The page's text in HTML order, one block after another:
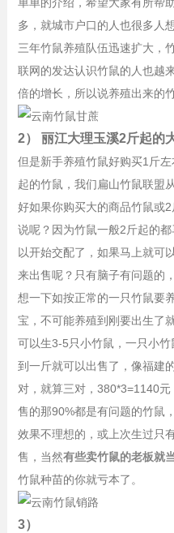
多，就城市户口的人也很多人
三年竹鼠养殖队伍迅速扩大，
联网的发达认识竹鼠的人也越
倍的增长，所以说养殖出来的
2） 丽江大理玉溪2斤起的
但是新手养殖竹鼠好购买1斤
起的竹鼠，我们扁山竹鼠联盟
好如果你购买大的商品竹鼠或
说呢？因为竹鼠一般2斤起的
以开始交配了，如果马上就可
来出售呢？只有脑子有问题的
想一下如按正常的一只竹鼠要
宝，不可能养殖到刚要出生了
可以生3-5只小竹鼠，一只小
到一斤就可以出售了，像福建
对，就算三对，380*3=1140
售的那90%都是有问题的竹鼠
效果不理想的，或上次生过只
售，当然有些卖竹鼠的老板就
竹鼠种苗的你就亏本了。
3）